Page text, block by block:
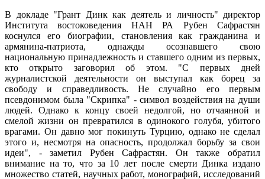
В докладе "Грант Динк как деятель и личность" директор
Института востоковедения НАН РА Рубен Сафрастян
коснулся его биографии, становления как гражданина и
армянина-патриота, однажды осознавшего свою
национальную принадлежность и ставшего одним из первых,
кто открыто заговорил об этом. "С первых дней
журналистской деятельности он выступал как борец за
свободу и справедливость. Не случайно его первым
псевдонимом была "Скрипка" - символ воздействия на души
людей. Однако к концу своей недолгой, но отчаянной и
смелой жизни он превратился в одинокого голубя, убитого
врагами. Он давно мог покинуть Турцию, однако не сделал
этого и, несмотря на опасность, продолжал борьбу за свои
идеи", - заметил Рубен Сафрастян. Он также обратил
внимание на то, что за 10 лет после смерти Динка издано
множество статей, научных работ, монографий, исследований